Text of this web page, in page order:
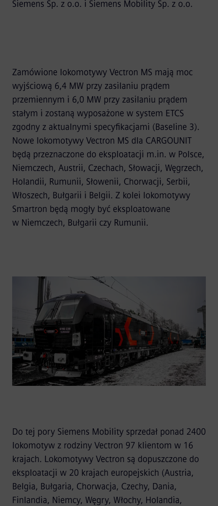
Siemens Sp. z o.o. i Siemens Mobility Sp. z o.o.
Zamówione lokomotywy Vectron MS mają moc
wyjściową 6,4 MW przy zasilaniu prądem
przemiennym i 6,0 MW przy zasilaniu prądem
stałym i zostaną wyposażone w system ETCS
zgodny z aktualnymi specyfikacjami (Baseline 3).
Nowe lokomotywy Vectron MS dla CARGOUNIT
będą przeznaczone do eksploatacji m.in. w Polsce,
Niemczech, Austrii, Czechach, Słowacji, Węgrzech,
Holandii, Rumunii, Słowenii, Chorwacji, Serbii,
Włoszech, Bułgarii i Belgii. Z kolei lokomotywy
Smartron będą mogły być eksploatowane
w Niemczech, Bułgarii czy Rumunii.
Do tej pory Siemens Mobility sprzedał ponad 2400
lokomotyw z rodziny Vectron 97 klientom w 16
krajach. Lokomotywy Vectron są dopuszczone do
eksploatacji w 20 krajach europejskich (Austria,
Belgia, Bułgaria, Chorwacja, Czechy, Dania,
Finlandia, Niemcy, Węgry, Włochy, Holandia,